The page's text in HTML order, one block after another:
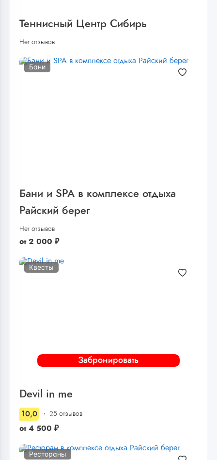
Теннисный Центр Сибирь
Нет отзывов
Бани
Бани и SPA в комплексе отдыха
Райский берег
Нет отзывов
от 2 000 ₽
Забронировать
Квесты
Devil in me
10,0 25 отзывов
от 4 500 ₽
Рестораны